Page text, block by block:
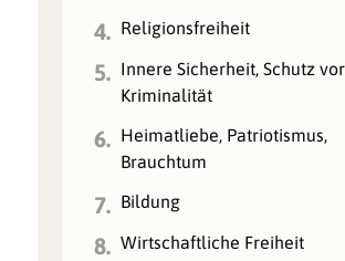
4. Religionsfreiheit
5. Innere Sicherheit, Schutz vor
Kriminalität
6. Heimatliebe, Patriotismus,
Brauchtum
7. Bildung
8. Wirtschaftliche Freiheit